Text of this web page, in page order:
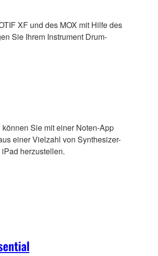
XF und des MOX mit Hilfe des
Sie Ihrem Instrument Drum-
Sie mit einer Noten-App
einer Vielzahl von Synthesizer-
herzustellen.